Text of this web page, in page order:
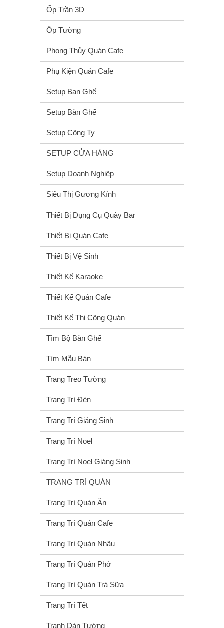
Ốp Trần 3D
Ốp Tường
Phong Thủy Quán Cafe
Phụ Kiện Quán Cafe
Setup Ban Ghế
Setup Bàn Ghế
Setup Công Ty
SETUP CỬA HÀNG
Setup Doanh Nghiệp
Siêu Thị Gương Kính
Thiết Bị Dụng Cụ Quày Bar
Thiết Bị Quán Cafe
Thiết Bị Vệ Sinh
Thiết Kế Karaoke
Thiết Kế Quán Cafe
Thiết Kế Thi Công Quán
Tìm Bộ Bàn Ghế
Tìm Mẫu Bàn
Trang Treo Tường
Trang Trí Đèn
Trang Trí Giáng Sinh
Trang Trí Noel
Trang Trí Noel Giáng Sinh
TRANG TRÍ QUÁN
Trang Trí Quán Ăn
Trang Trí Quán Cafe
Trang Trí Quán Nhậu
Trang Trí Quán Phở
Trang Trí Quán Trà Sữa
Trang Trí Tết
Tranh Dán Tường